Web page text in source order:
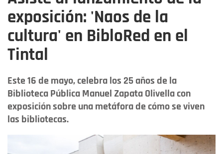
exposición: 'Naos de la
cultura' en BibloRed en el
Tintal
Este 16 de mayo, celebra los 25 años de la
Biblioteca Pública Manuel Zapata Olivella con
exposición sobre una metáfora de cómo se viven
las bibliotecas.